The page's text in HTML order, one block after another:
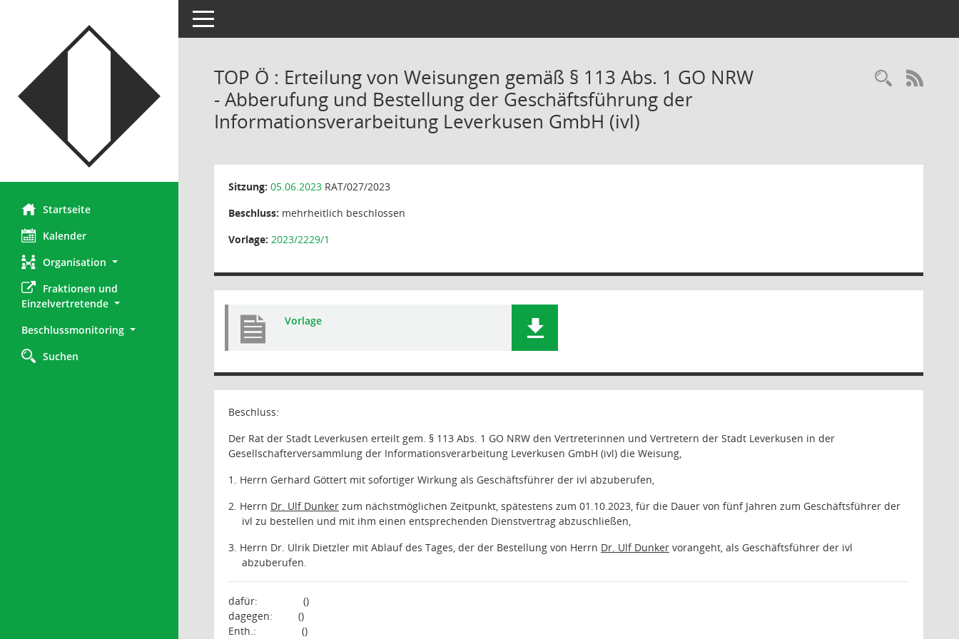
Startseite
Kalender
Organisation
Fraktionen und
Einzelvertretende
Beschlussmonitoring
Suchen
Toggle navigation
TOP Ö : Erteilung von Weisungen gemäß § 113 Abs. 1 GO NRW
- Abberufung und Bestellung der Geschäftsführung der
Informationsverarbeitung Leverkusen GmbH (ivl)
Sitzung: 05.06.2023 RAT/027/2023
Beschluss: mehrheitlich beschlossen
Vorlage: 2023/2229/1
Vorlage
Beschluss:
Der Rat der Stadt Leverkusen erteilt gem. § 113 Abs. 1 GO NRW den Vertreterinnen und Vertretern der Stadt Leverkusen in der
Gesellschafterversammlung der Informationsverarbeitung Leverkusen GmbH (ivl) die Weisung,
1. Herrn Gerhard Göttert mit sofortiger Wirkung als Geschäftsführer der ivl abzuberufen,
2. Herrn Dr. Ulf Dunker zum nächstmöglichen Zeitpunkt, spätestens zum 01.10.2023, für die Dauer von fünf Jahren zum Geschäftsführer der
ivl zu bestellen und mit ihm einen entsprechenden Dienstvertrag abzuschließen,
3. Herrn Dr. Ulrik Dietzler mit Ablauf des Tages, der der Bestellung von Herrn Dr. Ulf Dunker vorangeht, als Geschäftsführer der ivl
abzuberufen.
dafür:
()
dagegen:
()
Enth.:
()